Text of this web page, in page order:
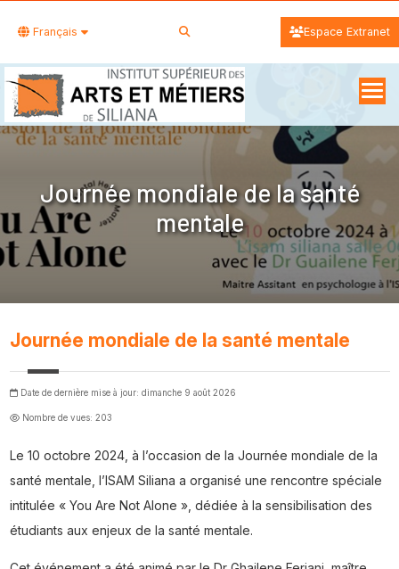
Français Espace Extranet
Journée mondiale de la santé
mentale
Journée mondiale de la santé mentale
Date de dernière mise à jour: dimanche 9 août 2026
Nombre de vues: 203
Le 10 octobre 2024, à l’occasion de la Journée mondiale de la
santé mentale, l’ISAM Siliana a organisé une rencontre spéciale
intitulée « You Are Not Alone », dédiée à la sensibilisation des
étudiants aux enjeux de la santé mentale.